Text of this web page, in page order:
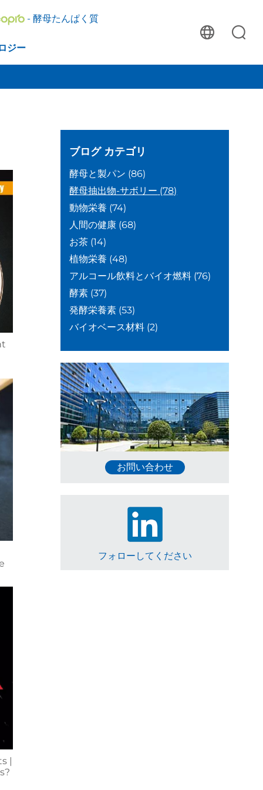
- 酵母たんぱく質
ジー
|
ブログ カテゴリ
酵母と製パン (86)
酵母抽出物-サボリー (78)
動物栄養 (74)
人間の健康 (68)
お茶 (14)
植物栄養 (48)
アルコール飲料とバイオ燃料 (76)
酵素 (37)
発酵栄養素 (53)
バイオベース材料 (2)
お問い合わせ
フォローしてください